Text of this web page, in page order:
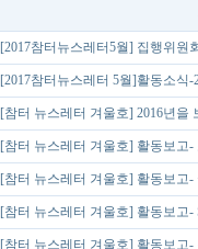
[2017참터뉴스레터5월] 집행위원
[2017참터뉴스레터 5월]활동소식-
[참터 뉴스레터 겨울호] 2016년을
[참터 뉴스레터 겨울호] 활동보고
[참터 뉴스레터 겨울호] 활동보고
[참터 뉴스레터 겨울호] 활동보고-
[참터 뉴스레터 겨울호] 활동보고